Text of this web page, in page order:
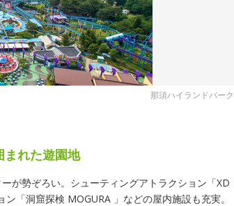
那須ハイランドパーク
まれた遊園地
が勢ぞろい。シューティングアトラクション「XD
「洞窟探検 MOGURA 」などの屋内施設も充実。